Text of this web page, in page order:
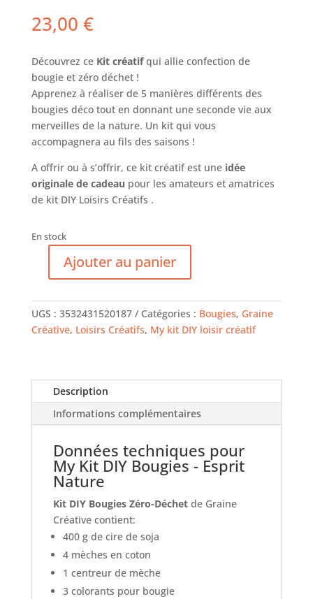
23,00 €
Découvrez ce Kit créatifqui allie confection de
bougie et zéro déchet !
Apprenez à réaliser de 5 manières différents des
bougies déco tout en donnant une seconde vie aux
merveilles de la nature. Un kit qui vous
accompagnera au fils des saisons !
A offrir ou à s’offrir, ce kit créatif est une idée
originale de cadeau pour les amateurs et amatrices
de kit DIY Loisirs Créatifs .
En stock
quantité
Kit
Bougies
-
Ajouter au panier
UGS : 3532431520187 Catégories : Bougies, Graine
Créative, Loisirs Créatifs, My kit DIY loisir créatif
Description
Informations complémentaires
Données techniques pour
My Kit DIY Bougies - Esprit
Nature
Kit DIY Bougies Zéro-Déchetde Graine
Créative contient:
400 g de cire de soja
4 mèches en coton
1 centreur de mèche
3 colorants pour bougie